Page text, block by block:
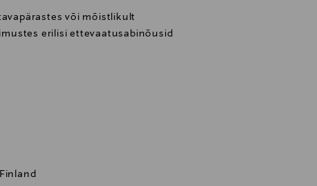
või mõistlikult
erilisi ettevaatusabinõusid